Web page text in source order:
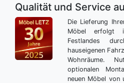
Qualität und Service
Die Lieferung
Möbel erfolgt
Festlandes
hauseigenen
Wohnräume.
optionalen
neuen Möbel von